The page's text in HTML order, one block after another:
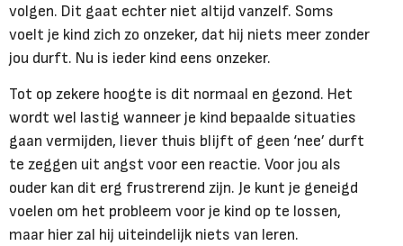
volgen. Dit gaat echter niet altijd vanzelf. Soms
voelt je kind zich zo onzeker, dat hij niets meer zonder
jou durft. Nu is ieder kind eens onzeker.
Tot op zekere hoogte is dit normaal en gezond. Het
wordt wel lastig wanneer je kind bepaalde situaties
gaan vermijden, liever thuis blijft of geen ‘nee’ durft
te zeggen uit angst voor een reactie. Voor jou als
ouder kan dit erg frustrerend zijn. Je kunt je geneigd
voelen om het probleem voor je kind op te lossen,
maar hier zal hij uiteindelijk niets van leren.